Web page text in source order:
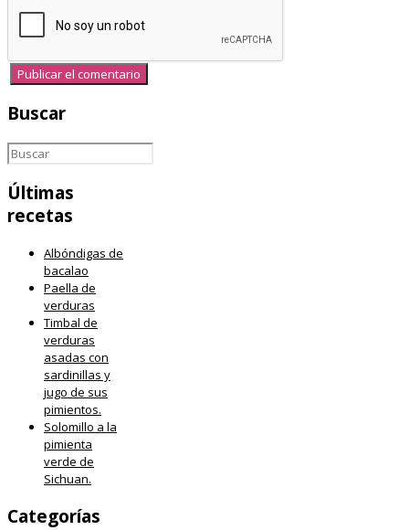
Buscar
Últimas
recetas
Albóndigas de
bacalao
Paella de
verduras
Timbal de
verduras
asadas con
sardinillas y
jugo de sus
pimientos.
Solomillo a la
pimienta
verde de
Sichuan.
Categorías